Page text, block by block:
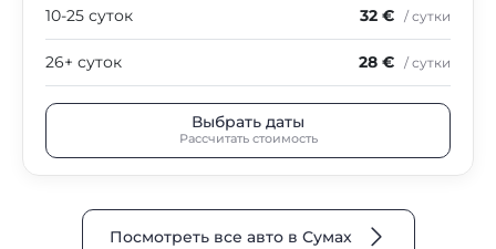
10-25 суток 32 € / сутки
26+ суток 28 € / сутки
Выбрать даты
Рассчитать стоимость
Посмотреть все авто в Сумах